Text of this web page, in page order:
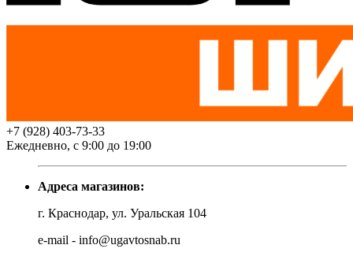
+7 (928) 403-73-33
Ежедневно, с 9:00 до 19:00
Адреса магазинов:
г. Краснодар, ул. Уральская 104
e-mail - info@ugavtosnab.ru